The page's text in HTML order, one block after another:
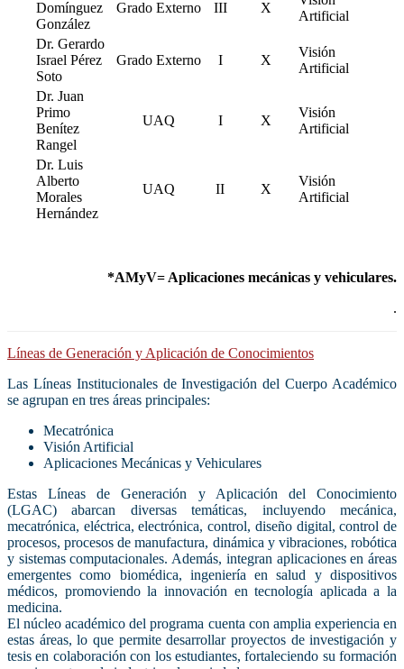
Domínguez
González
Grado Externo III X
Artificial
Dr. Gerardo
Israel Pérez
Soto
Grado Externo I X
Visión
Artificial
Dr. Juan
Primo
Benítez
Rangel
UAQ I X
Visión
Artificial
Dr. Luis
Alberto
Morales
Hernández
UAQ II X
Visión
Artificial
*AMyV= Aplicaciones mecánicas y vehiculares.
.
Líneas de Generación y Aplicación de Conocimientos
Las Líneas Institucionales de Investigación del Cuerpo Académico
se agrupan en tres áreas principales:
Mecatrónica
Visión Artificial
Aplicaciones Mecánicas y Vehiculares
Estas Líneas de Generación y Aplicación del Conocimiento
(LGAC) abarcan diversas temáticas, incluyendo mecánica,
mecatrónica, eléctrica, electrónica, control, diseño digital, control de
procesos, procesos de manufactura, dinámica y vibraciones, robótica
y sistemas computacionales. Además, integran aplicaciones en áreas
emergentes como biomédica, ingeniería en salud y dispositivos
médicos, promoviendo la innovación en tecnología aplicada a la
medicina.
El núcleo académico del programa cuenta con amplia experiencia en
estas áreas, lo que permite desarrollar proyectos de investigación y
tesis en colaboración con los estudiantes, fortaleciendo su formación